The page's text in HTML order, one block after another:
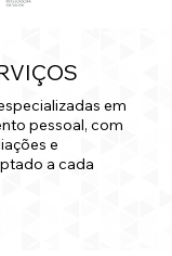
em
pessoal, com
e
a cada